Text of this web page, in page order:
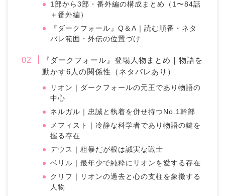
1部から3部・番外編の構成まとめ（1〜84話
＋番外編）
『ダークフォール』Q＆A｜読む順番・ネタ
バレ範囲・外伝の位置づけ
『ダークフォール』登場人物まとめ｜物語を
動かす6人の関係性（ネタバレあり）
リオン｜ダークフォールの元王であり物語の
中心
ネルガル｜忠誠と執着を併せ持つNo.1幹部
メフィスト｜冷静な科学者であり物語の鍵を
握る存在
デウス｜粗暴だが根は誠実な戦士
ベリル｜最年少で純粋にリオンを愛する存在
クリフ｜リオンの過去と心の支柱を象徴する
人物